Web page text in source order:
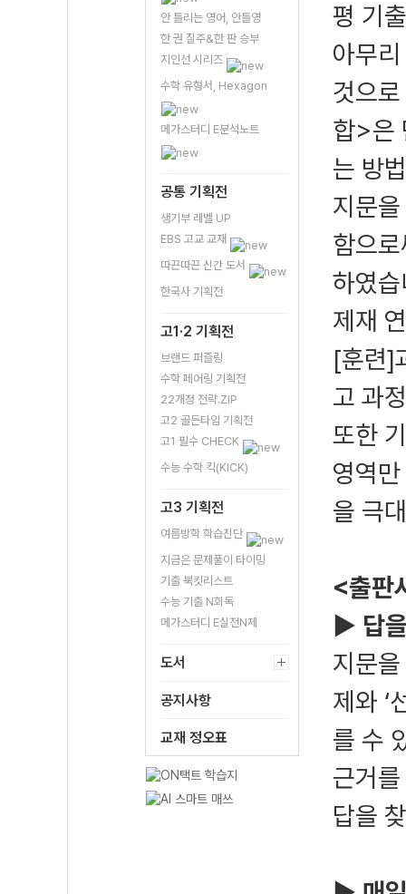
안 틀리는 영어, 안틀영
한 권 질주&한 판 승부
지인선 시리즈
수학 유형서, Hexagon
메가스터디 E분석노트
공통 기획전
생기부 레벨 UP
EBS 고교 교재
따끈따끈 신간 도서
한국사 기획전
고1·2 기획전
브랜드 퍼즐링
수학 페어링 기획전
22개정 전략.ZIP
고2 골든타임 기획전
고1 필수 CHECK
수능 수학 킥(KICK)
고3 기획전
여름방학 학습진단
지금은 문제풀이 타이밍
기출 북킷리스트
수능 기출 N회독
메가스터디 E실전N제
도서
공지사항
교재 정오표
평 기
아무
것으
합>은
는 방
지문
함으
하였
제재
[훈련]
고 과
또한
영역
을 극
<출판
▶ 답
지문
제와 ‘
를 수
근거
답을